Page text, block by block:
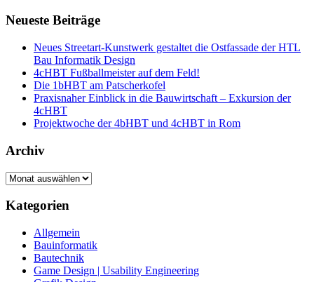
Neueste Beiträge
Neues Streetart-Kunstwerk gestaltet die Ostfassade der HTL
Bau Informatik Design
4cHBT Fußballmeister auf dem Feld!
Die 1bHBT am Patscherkofel
Praxisnaher Einblick in die Bauwirtschaft – Exkursion der
4cHBT
Projektwoche der 4bHBT und 4cHBT in Rom
Archiv
Archiv
Kategorien
Allgemein
Bauinformatik
Bautechnik
Game Design | Usability Engineering